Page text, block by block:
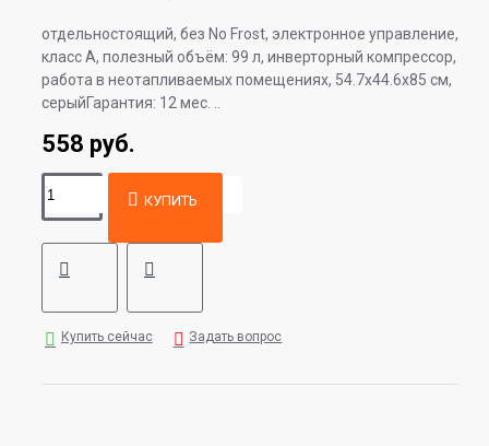
отдельностоящий, без No Frost, электронное управление,
класс A, полезный объём: 99 л, инверторный компрессор,
работа в неотапливаемых помещениях, 54.7x44.6x85 см,
серыйГарантия: 12 мес. ..
558 руб.
КУПИТЬ
Купить сейчас Задать вопрос